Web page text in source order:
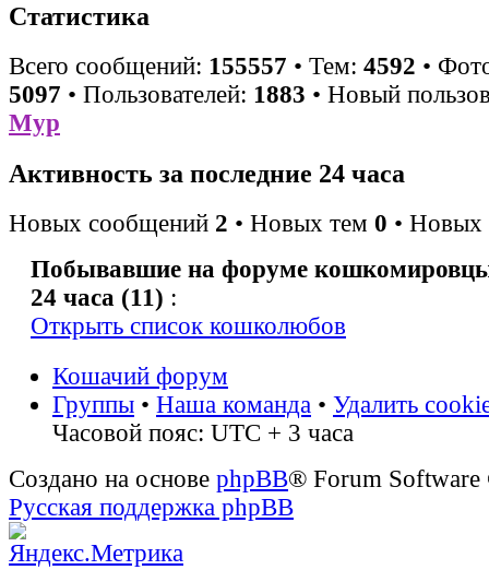
Статистика
Всего сообщений: 155557 • Тем: 4592 •
5097 • Пользователей: 1883 • Новый
Мур
Активность за последние 24 часа
Новых сообщений 2 • Новых тем 0 • Новых
Побывавшие на форуме кошкомировцы
24 часа (11) :
Открыть список кошколюбов
Кошачий форум
Группы • Наша команда • Удалить
Часовой пояс: UTC + 3 часа
Создано на основе phpBB® Forum
Русская поддержка phpBB